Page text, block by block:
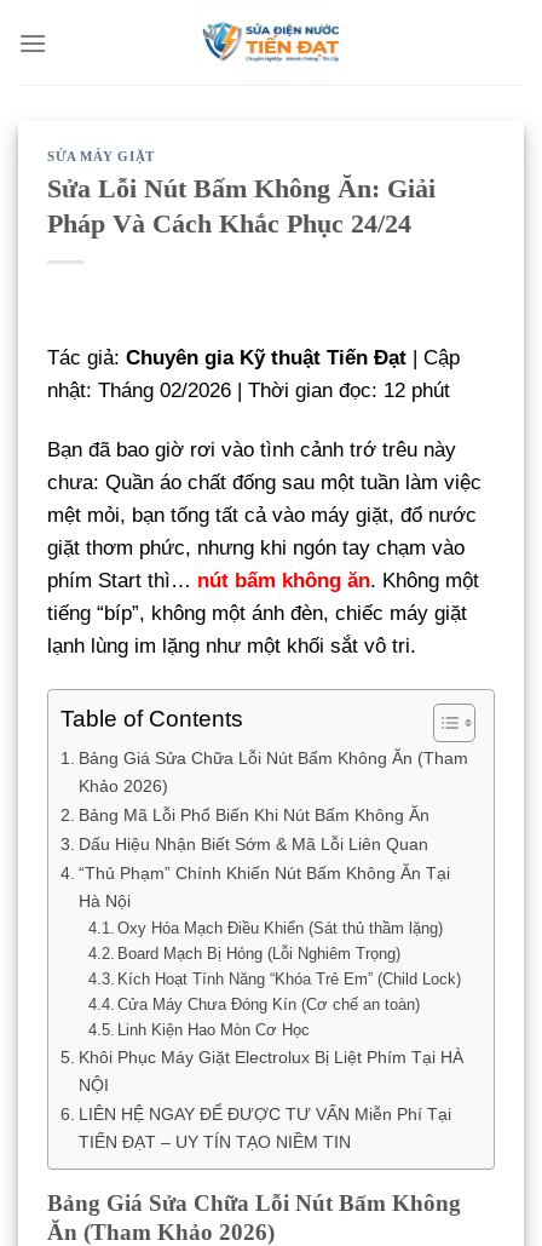
qua
SỬA MÁY GIẶT
Sửa Lỗi Nút Bấm Không Ăn: Giải
Pháp Và Cách Khắc Phục 24/24
Tác giả: Chuyên gia Kỹ thuật Tiến Đạt | Cập
nhật: Tháng 02/2026 | Thời gian đọc: 12 phút
Bạn đã bao giờ rơi vào tình cảnh trớ trêu này
chưa: Quần áo chất đống sau một tuần làm việc
mệt mỏi, bạn tống tất cả vào máy giặt, đổ nước
giặt thơm phức, nhưng khi ngón tay chạm vào
phím Start thì… nút bấm không ăn. Không một
tiếng “bíp”, không một ánh đèn, chiếc máy giặt
lạnh lùng im lặng như một khối sắt vô tri.
Table of Contents
Bảng Giá Sửa Chữa Lỗi Nút Bấm Không Ăn (Tham
Khảo 2026)
Bảng Mã Lỗi Phổ Biến Khi Nút Bấm Không Ăn
Dấu Hiệu Nhận Biết Sớm & Mã Lỗi Liên Quan
“Thủ Phạm” Chính Khiến Nút Bấm Không Ăn Tại
Hà Nội
Oxy Hóa Mạch Điều Khiển (Sát thủ thầm lặng)
Board Mạch Bị Hỏng (Lỗi Nghiêm Trọng)
Kích Hoạt Tính Năng “Khóa Trẻ Em” (Child Lock)
Cửa Máy Chưa Đóng Kín (Cơ chế an toàn)
Linh Kiện Hao Mòn Cơ Học
Khôi Phục Máy Giặt Electrolux Bị Liệt Phím Tại HÀ
NỘI
LIÊN HỆ NGAY ĐỂ ĐƯỢC TƯ VẤN Miễn Phí Tại
TIẾN ĐẠT – UY TÍN TẠO NIỀM TIN
Bảng Giá Sửa Chữa Lỗi Nút Bấm Không
Ăn (Tham Khảo 2026)